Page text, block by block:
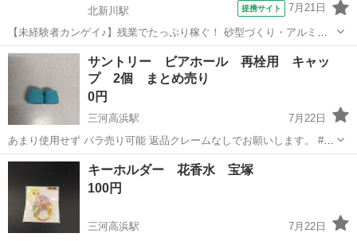
北新川駅
提携サイト 7月21日
【未経験者カンゲイ♪】残業でたっぷり稼ぐ！ 砂型づくり・アルミ流
し込み・取出し 【業務内容詳細】 製作した木型に樹脂硬化剤を含んだ
砂を詰めて砂型を作る。 (樹脂硬化剤を砂に混ぜているため、常温で時
間が経過することで砂が固...
愛知 高浜市 北新川駅 その他
サントリー ビアホール 再栓用 キャッ
プ 2個 まとめ売り
0円
三河高浜駅
7月22日
あまり使用せず バラ売り可能 返品クレームなしでお願いします。 #サ
ントリー #ビアホール #再栓用 #フタ #キャップ
愛知 高浜市 三河高浜駅 ノベルティグッズ
キーホルダー 花香水 宝塚
100円
三河高浜駅
7月22日